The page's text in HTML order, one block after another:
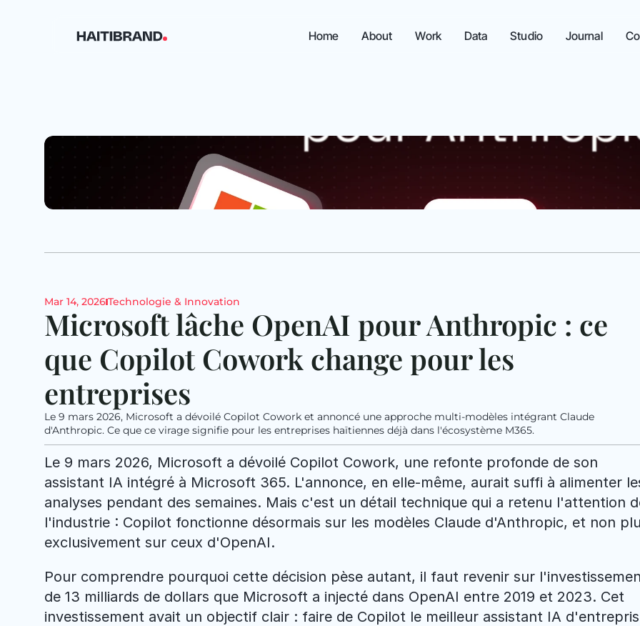
Mar 14, 2026Technologie & Innovation
Microsoft lâche OpenAI pour Anthropic : ce
que Copilot Cowork change pour les
entreprises
Le 9 mars 2026, Microsoft a dévoilé Copilot Cowork et annoncé une approche multi-modèles intégrant Claude
d'Anthropic. Ce que ce virage signifie pour les entreprises haïtiennes déjà dans l'écosystème M365.
Le 9 mars 2026, Microsoft a dévoilé Copilot Cowork, une refonte profonde de son
assistant IA intégré à Microsoft 365. L'annonce, en elle-même, aurait suffi à alimenter
analyses pendant des semaines. Mais c'est un détail technique qui a retenu l'attention
l'industrie : Copilot fonctionne désormais sur les modèles Claude d'Anthropic, et non
exclusivement sur ceux d'OpenAI.
Pour comprendre pourquoi cette décision pèse autant, il faut revenir sur
de 13 milliards de dollars que Microsoft a injecté dans OpenAI entre 2019 et 2023. Cet
investissement avait un objectif clair : faire de Copilot le meilleur assistant IA
Home About Work Data Studio Journal